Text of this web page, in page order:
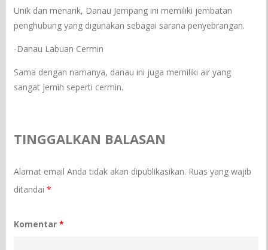
Unik dan menarik, Danau Jempang ini memiliki jembatan
penghubung yang digunakan sebagai sarana penyebrangan.
-Danau Labuan Cermin
Sama dengan namanya, danau ini juga memiliki air yang
sangat jernih seperti cermin.
TINGGALKAN BALASAN
Alamat email Anda tidak akan dipublikasikan. Ruas yang wajib
ditandai*
Komentar*